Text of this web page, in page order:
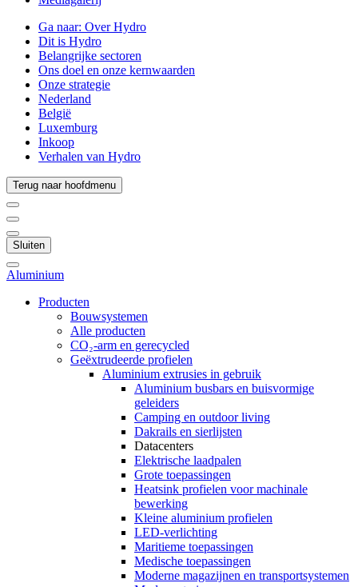
Ga naar: Over Hydro
Dit is Hydro
Belangrijke sectoren
Ons doel en onze kernwaarden
Onze strategie
Nederland
België
Luxemburg
Inkoop
Verhalen van Hydro
Terug naar hoofdmenu
Sluiten
Aluminium
Producten
Bouwsystemen
Alle producten
CO₂-arm en gerecycled
Geëxtrudeerde profielen
Aluminium extrusies in gebruik
Aluminium busbars en buisvormige
geleiders
Camping en outdoor living
Dakrails en sierlijsten
Datacenters
Elektrische laadpalen
Grote toepassingen
Heatsink profielen voor machinale
bewerking
Kleine aluminium profielen
LED-verlichting
Maritieme toepassingen
Medische toepassingen
Moderne magazijnen en transportsystemen